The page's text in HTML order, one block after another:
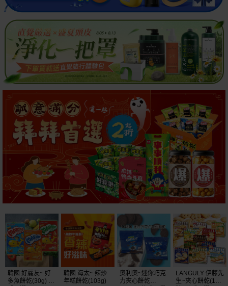
韓國 好麗友~ 好
多魚餅乾(30g) 款
韓國 海太~ 辣炒
年糕餅乾(103g)
奧利奧~迷你巧克
力夾心餅乾
LANGULY 伊藤先
生~夾心餅乾(1盒